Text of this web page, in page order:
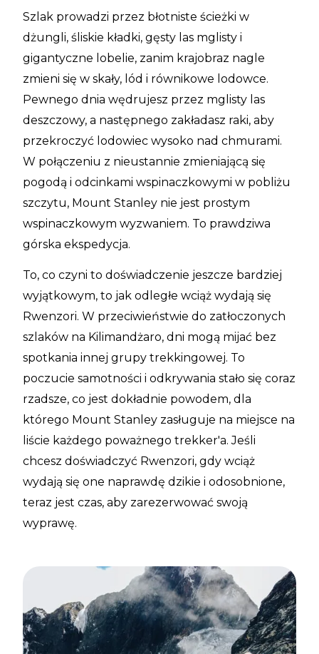
Szlak prowadzi przez błotniste ścieżki w
dżungli, śliskie kładki, gęsty las mglisty i
gigantyczne lobelie, zanim krajobraz nagle
zmieni się w skały, lód i równikowe lodowce.
Pewnego dnia wędrujesz przez mglisty las
deszczowy, a następnego zakładasz raki, aby
przekroczyć lodowiec wysoko nad chmurami.
W połączeniu z nieustannie zmieniającą się
pogodą i odcinkami wspinaczkowymi w pobliżu
szczytu, Mount Stanley nie jest prostym
wspinaczkowym wyzwaniem. To prawdziwa
górska ekspedycja.
To, co czyni to doświadczenie jeszcze bardziej
wyjątkowym, to jak odległe wciąż wydają się
Rwenzori. W przeciwieństwie do zatłoczonych
szlaków na Kilimandżaro, dni mogą mijać bez
spotkania innej grupy trekkingowej. To
poczucie samotności i odkrywania stało się coraz
rzadsze, co jest dokładnie powodem, dla
którego Mount Stanley zasługuje na miejsce na
liście każdego poważnego trekker'a. Jeśli
chcesz doświadczyć Rwenzori, gdy wciąż
wydają się one naprawdę dzikie i odosobnione,
teraz jest czas, aby zarezerwować swoją
wyprawę.